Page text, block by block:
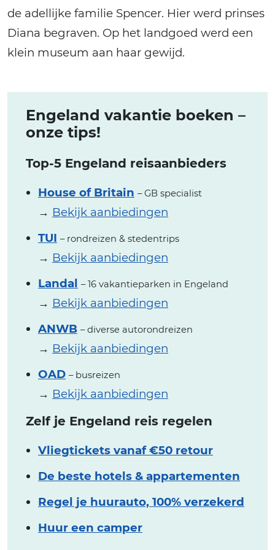
de adellijke familie Spencer. Hier werd prinses
Diana begraven. Op het landgoed werd een
klein museum aan haar gewijd.
Engeland vakantie boeken –
onze tips!
Top-5 Engeland reisaanbieders
House of Britain – GB specialist
→ Bekijk aanbiedingen
TUI – rondreizen & stedentrips
→ Bekijk aanbiedingen
Landal – 16 vakantieparken in Engeland
→ Bekijk aanbiedingen
ANWB – diverse autorondreizen
→ Bekijk aanbiedingen
OAD – busreizen
→ Bekijk aanbiedingen
Zelf je Engeland reis regelen
Vliegtickets vanaf €50 retour
De beste hotels & appartementen
Regel je huurauto, 100% verzekerd
Huur een camper